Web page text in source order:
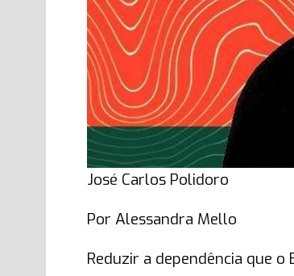
José Carlos Polidoro
Por Alessandra Mello
Reduzir a dependência que